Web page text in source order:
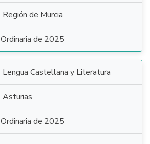
Región de Murcia
Ordinaria de 2025
Lengua Castellana y Literatura
Asturias
Ordinaria de 2025